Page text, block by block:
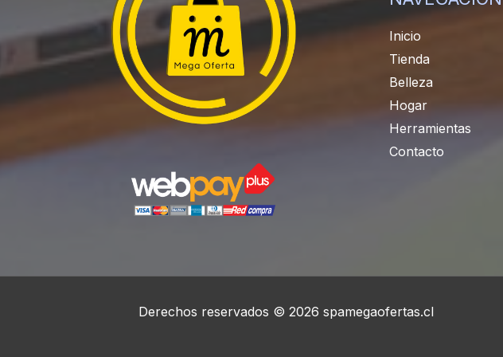
Inicio
Tienda
Belleza
Hogar
Herramientas
Contacto
Derechos reservados © 2026 spamegaofertas.cl